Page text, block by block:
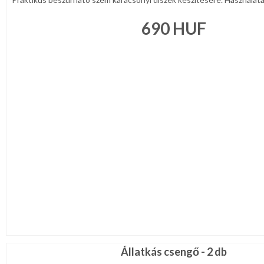
690HUF
Állatkás csengő - 2 db